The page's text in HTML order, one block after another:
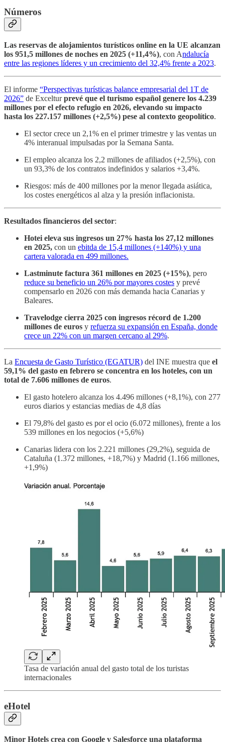
Números
Las reservas de alojamientos turísticos online en la UE alcanzan
los 951,5 millones de noches en 2025 (+11,4%), con Andalucía
entre las regiones líderes y un crecimiento del 32,4% frente a 2023.
El informe “Perspectivas turísticas balance empresarial del 1T de
2026” de Excelturprevé que el turismo español genere los 4.239
millones por el efecto refugio en 2026, elevando su impacto
hasta los 227.157 millones (+2,5%) pese al contexto geopolítico.
El sector crece un 2,1% en el primer trimestre y las ventas un
4% interanual impulsadas por la Semana Santa.
El empleo alcanza los 2,2 millones de afiliados (+2,5%), con
un 93,3% de los contratos indefinidos y salarios +3,4%.
Riesgos: más de 400 millones por la menor llegada asiática,
los costes energéticos al alza y la presión inflacionista.
Resultados financieros del sector:
Hotei eleva sus ingresos un 27% hasta los 27,12 millones
en 2025, con un ebitda de 15,4 millones (+140%) y una
cartera valorada en 499 millones.
Lastminute factura 361 millones en 2025 (+15%), pero
reduce su beneficio un 26% por mayores costes y prevé
compensarlo en 2026 con más demanda hacia Canarias y
Baleares.
Travelodge cierra 2025 con ingresos récord de 1.200
millones de euros y refuerza su expansión en España, donde
crece un 22% con un margen cercano al 29%.
La Encuesta de Gasto Turístico (EGATUR) del INE muestra que el
59,1% del gasto en febrero se concentra en los hoteles, con un
total de 7.606 millones de euros.
El gasto hotelero alcanza los 4.496 millones (+8,1%), con 277
euros diarios y estancias medias de 4,8 días
El 79,8% del gasto es por el ocio (6.072 millones), frente a los
539 millones en los negocios (+5,6%)
Canarias lidera con los 2.221 millones (29,2%), seguida de
Cataluña (1.372 millones, +18,7%) y Madrid (1.166 millones,
+1,9%)
Tasa de variación anual del gasto total de los turistas
internacionales
eHotel
Minor Hotels crea con Google y Salesforce una plataforma